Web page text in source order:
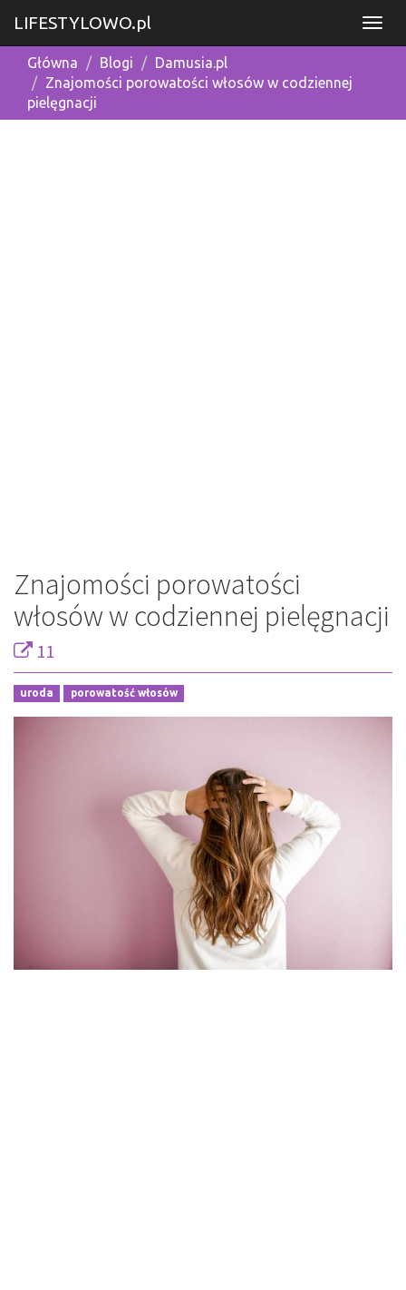
LIFESTYLOWO.pl
Główna Blogi
Damusia.pl
Znajomości porowatości włosów w codziennej
pielęgnacji
Znajomości porowatości
włosów w codziennej pielęgnacji
11
uroda porowatość włosów